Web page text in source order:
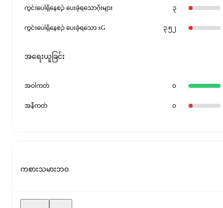
ကွင်းပေါ်ရှိနေစဉ် ပေးခဲ့ရသောဂိုးများ ၃
ကွင်းပေါ်ရှိနေစဉ် ပေးခဲ့ရသော xG ၃.၅၂
အရေးယူခြင်း
အဝါကတ် ၀
အနီကတ် ၀
ကစားသမားဘဝ